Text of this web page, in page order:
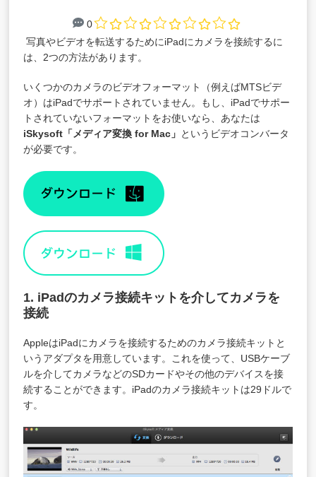
0
写真やビデオを転送するためにiPadにカメラを接続するに
は、2つの方法があります。
いくつかのカメラのビデオフォーマット（例えばMTSビデ
オ）はiPadでサポートされていません。もし、iPadでサポー
トされていないフォーマットをお使いなら、あなたは
iSkysoft「 メディア変換 for Mac 」 というビデオコンバータ
が必要です。
1. iPadのカメラ接続キットを介してカメラを
接続
AppleはiPadにカメラを接続するためのカメラ接続キットと
いうアダプタを用意しています。これを使って、USBケーブ
ルを介してカメラなどのSDカードやその他のデバイスを接
続することができます。iPadのカメラ接続キットは29ドルで
す。